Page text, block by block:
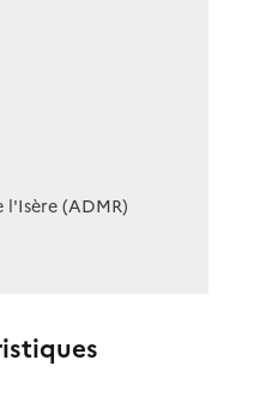
l'Isère (ADMR)